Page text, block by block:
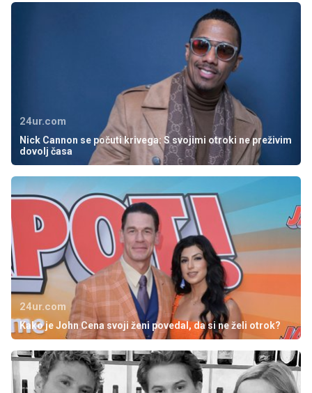
24ur.com
Nick Cannon se počuti krivega: S svojimi otroki ne preživim
dovolj časa
24ur.com
Kako je John Cena svoji ženi povedal, da si ne želi otrok?